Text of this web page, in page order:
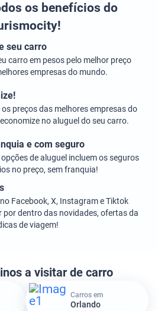
os benefícios do
seu carro
carro em pesos pelo melhor preço
empresas do mundo.
preços das melhores empresas do
no aluguel do seu carro.
e com seguro
de aluguel incluem os seguros
no preço, sem franquia!
Facebook, X, Instagram e Tiktok
por dentro das novidades, ofertas da
de viagem!
a visitar de carro
Carros em
Orlando